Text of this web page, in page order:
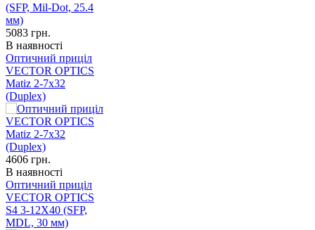
5083 грн.
В наявності
Оптичний приціл
VECTOR OPTICS
Matiz 2-7x32
(Duplex)
4606 грн.
В наявності
Оптичний приціл
VECTOR OPTICS
S4 3-12X40 (SFP,
MDL, 30 мм)